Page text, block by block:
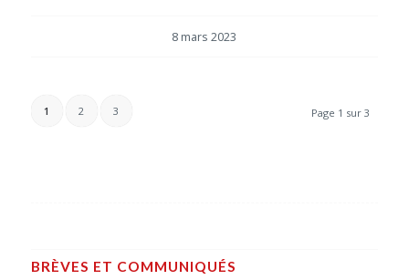
8 mars 2023
Page 1 sur 3
1 2 3
BRÈVES ET COMMUNIQUÉS